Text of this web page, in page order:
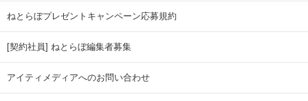
ねとらぼプレゼントキャンペーン応募規約
[契約社員] ねとらぼ編集者募集
アイティメディアへのお問い合わせ